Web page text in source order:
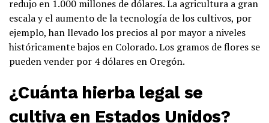
redujo en 1.000 millones de dólares. La agricultura a gran
escala y el aumento de la tecnología de los cultivos, por
ejemplo, han llevado los precios al por mayor a niveles
históricamente bajos en Colorado. Los gramos de flores se
pueden vender por 4 dólares en Oregón.
¿Cuánta hierba legal se
cultiva en Estados Unidos?